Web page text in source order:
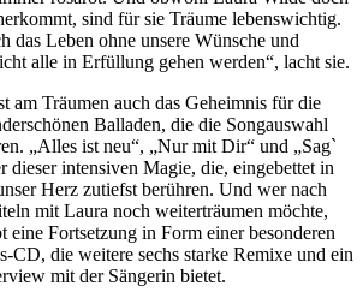
sind für sie Träume lebenswichtig.
das Leben ohne unsere Wünsche und
alle in Erfüllung gehen werden“, lacht sie.
am Träumen auch das Geheimnis für die
Balladen, die die Songauswahl
„Alles ist neu“, „Nur mit Dir“ und „Sag`
dieser intensiven Magie, die, eingebettet in
Herz zutiefst berühren. Und wer nach
mit Laura noch weiterträumen möchte,
eine Fortsetzung in Form einer besonderen
CD, die weitere sechs starke Remixe und ein
mit der Sängerin bietet.